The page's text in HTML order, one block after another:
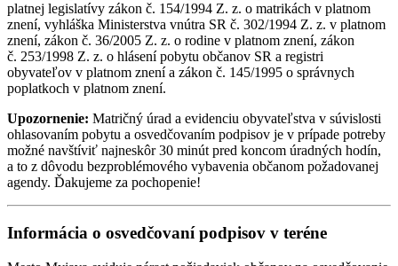
platnej legislatívy zákon č. 154/1994 Z. z. o matrikách v platnom
znení, vyhláška Ministerstva vnútra SR č. 302/1994 Z. z. v platnom
znení, zákon č. 36/2005 Z. z. o rodine v platnom znení, zákon
č. 253/1998 Z. z. o hlásení pobytu občanov SR a registri
obyvateľov v platnom znení a zákon č. 145/1995 o správnych
poplatkoch v platnom znení.
Upozornenie: Matričný úrad a evidenciu obyvateľstva v súvislosti
ohlasovaním pobytu a osvedčovaním podpisov je v prípade potreby
možné navštíviť najneskôr 30 minút pred koncom úradných hodín,
a to z dôvodu bezproblémového vybavenia občanom požadovanej
agendy. Ďakujeme za pochopenie!
Informácia o osvedčovaní podpisov v teréne